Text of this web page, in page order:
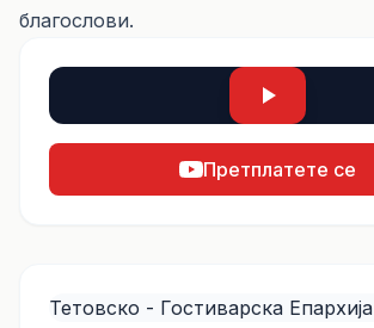
благослови.
Претплатете се
Тетовско - Гостиварска Епархија